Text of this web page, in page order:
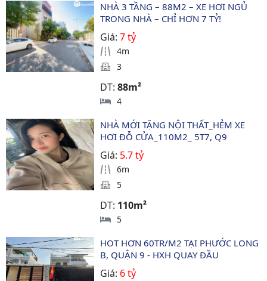
NHÀ 3 TẦNG – 88M2 – XE HƠI NGỦ
TRONG NHÀ – CHỈ HƠN 7 TỶ!
Giá:7 tỷ
4m
3
DT:88m²
4
NHÀ MỚI TẶNG NỘI THẤT_HẺM XE
HƠI ĐỖ CỬA_110M2_ 5T7, Q9
Giá: 5.7 tỷ
6m
5
DT: 110m²
5
HOT HƠN 60TR/M2 TẠI PHƯỚC LONG
B, QUẬN 9 - HXH QUAY ĐẦU
Giá: 6 tỷ